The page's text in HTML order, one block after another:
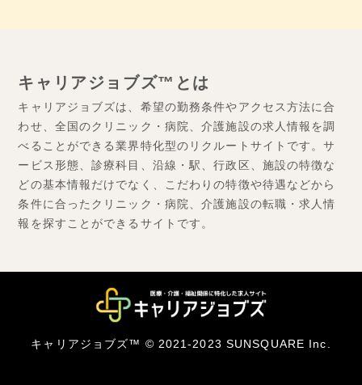
キャリアジョブズ™とは
キャリアジョブズは、希望の勤務条件やアクセス方法に合
わせ、全国のクリニック・病院、介護施設の求人情報を調
べることができる業界特化型のリクルートサイトです。サ
ービス形態、診療科目、沿線・駅、行政区、施設の特徴な
どの基本情報だけでなく、こだわりの特徴や待遇などから
条件に合ったクリニック・病院、介護施設の転職・求人情
報を探すことができるサイトです。
キャリアジョブズ™ © 2021-2023 SUNSQUARE Inc.